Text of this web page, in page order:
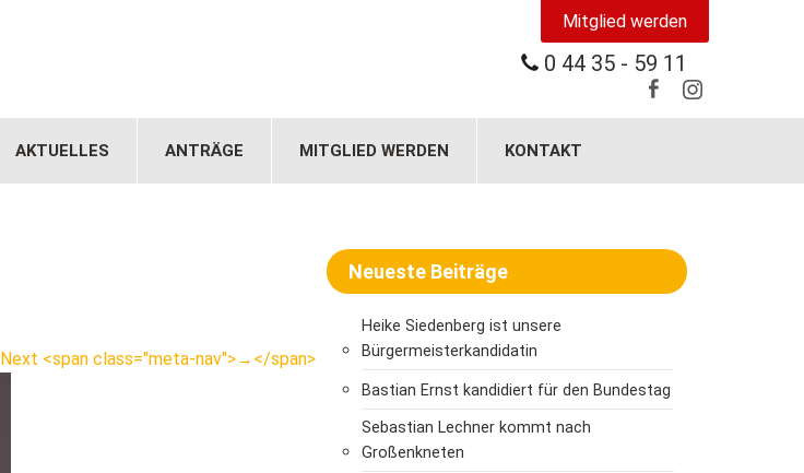
Mitglied werden
0 44 35 - 59 11
AKTUELLES ANTRÄGE MITGLIED WERDEN KONTAKT
Next <span class="meta-nav">→</span>
Neueste Beiträge
Heike Siedenberg ist unsere
Bürgermeisterkandidatin
Bastian Ernst kandidiert für den Bundestag
Sebastian Lechner kommt nach
Großenkneten